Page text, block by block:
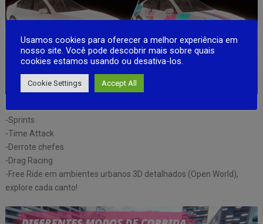
-Sprints
-Time Attack
-Derrote chefes
-Drag Racing
-Free Ride em ambientes urbanos 3D detalhados (Open World),
explore cada canto!
Usamos cookies para oferecer a melhor experiência em
nosso site. Você pode descobrir mais sobre quais
cookies estamos usando ou desativa-los.
Cookie Settings Accept All